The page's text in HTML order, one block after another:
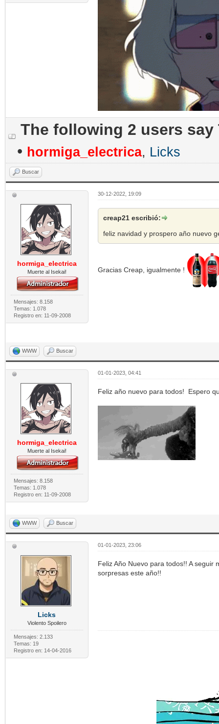
The following 2 users
• hormiga_electrica, Licks
Buscar
hormiga_electrica
Muerte al Isekai!
Mensajes: 8.158
Temas: 1.078
Registro en: 11-09-2008
30-12-2022, 19:09
creap21 escribió:
feliz navidad y prospero año nuevo
Gracias Creap, igualmente !
WWW Buscar
hormiga_electrica
Muerte al Isekai!
Mensajes: 8.158
Temas: 1.078
Registro en: 11-09-2008
01-01-2023, 04:41
Feliz año nuevo para todos! Espero
WWW Buscar
Licks
Violento Spoilero
Mensajes: 2.133
Temas: 19
Registro en: 14-04-2016
01-01-2023, 23:06
Feliz Año Nuevo para todos!! A
sorpresas este año!!